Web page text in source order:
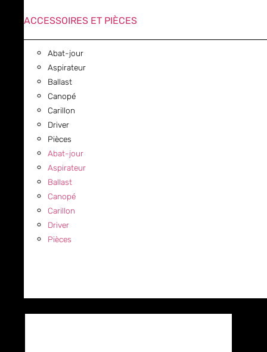
ACCESSOIRES ET PIÈCES
Abat-jour
Aspirateur
Ballast
Canopé
Carillon
Driver
Pièces
Abat-jour
Aspirateur
Ballast
Canopé
Carillon
Driver
Pièces